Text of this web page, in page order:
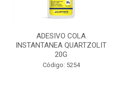
ADESIVO COLA
INSTANTANEA QUARTZOLIT
20G
Código: 5254